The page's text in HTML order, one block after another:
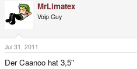
MrLimatex
Voip Guy
Jul 31, 2011
Der Caanoo hat 3,5''